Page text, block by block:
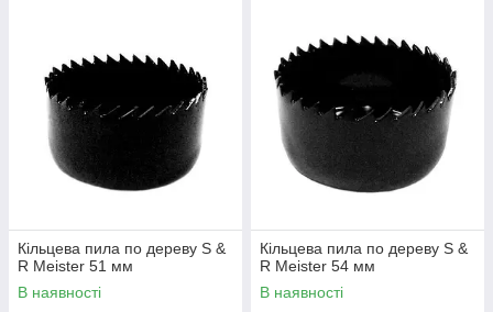
Кільцева пила по дереву S &
R Meister 51 мм
В наявності
Кільцева пила по дереву S &
R Meister 54 мм
В наявності